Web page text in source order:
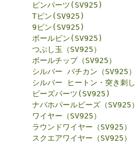
ピンパーツ(SV925)
Tピン(SV925)
9ピン(SV925)
ボールピン(SV925)
つぶし玉（SV925）
ボールチップ（SV925）
シルバー バチカン（SV925）
シルバー ヒートン・突き刺し
ビーズパーツ(SV925)
ナバホパールビーズ（SV925）
ワイヤー（SV925）
ラウンドワイヤー（SV925）
スクエアワイヤー（SV925）